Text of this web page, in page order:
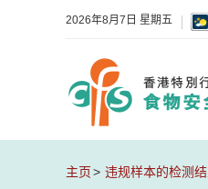
2026年8月7日 星期五
主页 违规样本的检测